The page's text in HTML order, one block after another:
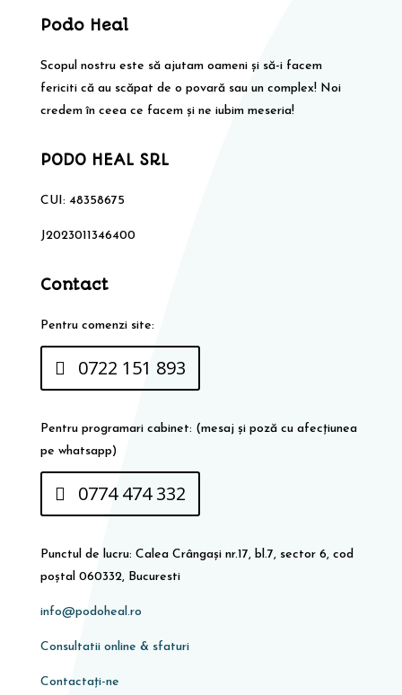
Podo Heal
Scopul nostru este să ajutam oameni și să-i facem
fericiti că au scăpat de o povară sau un complex! Noi
credem în ceea ce facem și ne iubim meseria!
PODO HEAL SRL
CUI: 48358675
J2023011346400
Contact
Pentru comenzi site:
0722 151 893
Pentru programari cabinet: (mesaj și poză cu afecțiunea
pe whatsapp)
0774 474 332
Punctul de lucru: Calea Crângași nr.17, bl.7, sector 6, cod
poștal 060332, Bucuresti
info@podoheal.ro
Consultatii online & sfaturi
Contactați-ne